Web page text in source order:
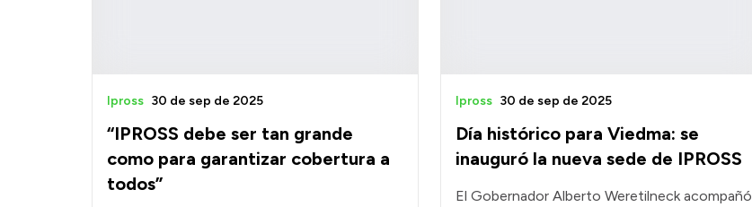
“IPROSS debe ser tan grande
como para garantizar cobertura a
todos”
Ipross 30 de sep de 2025
Día histórico para Viedma: se
inauguró la nueva sede de IPROSS
Ipross 30 de sep de 2025
El Gobernador Alberto Weretilneck acompañó